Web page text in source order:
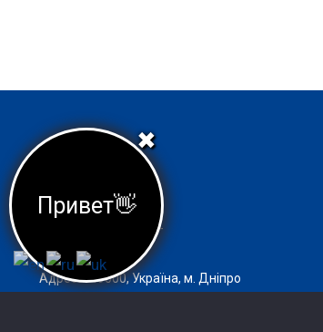
Агеція StudentWay –
комфортний вступ
Адреса: 49000, Україна, м. Дніпро
✖
Привет👋